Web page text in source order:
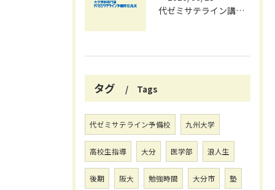
代ゼミサテライン講座を活用した夏期講習会で共通テストの最新傾向と対策を徹底攻略する方法
タグ Tags
代ゼミサテライン予備校 九州大学
高校生指導 大分 医学部 浪人生
後期 阪大 勉強時間 大分市 塾